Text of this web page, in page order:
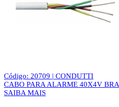
Código: 20709 | CONDUTTI
CABO PARA ALARME 40X4V
SAIBA MAIS